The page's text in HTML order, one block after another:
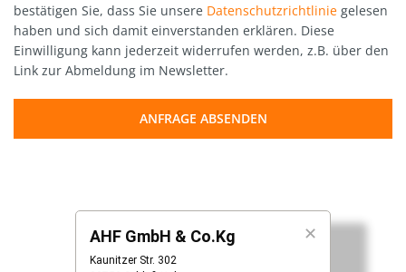
bestätigen Sie, dass Sie unsere Datenschutzrichtlinie gelesen
haben und sich damit einverstanden erklären. Diese
Einwilligung kann jederzeit widerrufen werden, z.B. über den
Link zur Abmeldung im Newsletter.
ANFRAGE ABSENDEN